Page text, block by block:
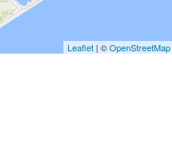
Leaflet | ©OpenStreetMap